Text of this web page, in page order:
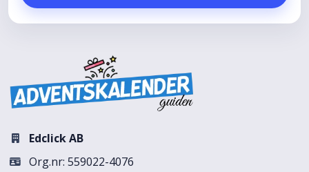
Edclick AB
Org.nr: 559022-4076